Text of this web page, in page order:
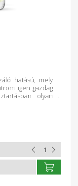
hatású, mely
igen gazdag
olyan
egy puha
taszítja a port -
- légfrissítőként
Gyártó: